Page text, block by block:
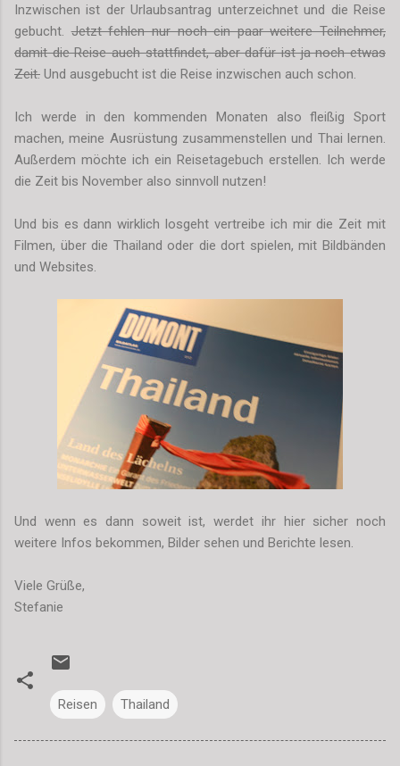
Inzwischen ist der Urlaubsantrag unterzeichnet und die Reise
gebucht.Jetzt fehlen nur noch ein paar weitere Teilnehmer,
damit die Reise auch stattfindet, aber dafür ist ja noch etwas
Zeit. Und ausgebucht ist die Reise inzwischen auch schon.
Ich werde in den kommenden Monaten also fleißig Sport
machen, meine Ausrüstung zusammenstellen und Thai lernen.
Außerdem möchte ich ein Reisetagebuch erstellen. Ich werde
die Zeit bis November also sinnvoll nutzen!
Und bis es dann wirklich losgeht vertreibe ich mir die Zeit mit
Filmen, über die Thailand oder die dort spielen, mit Bildbänden
und Websites.
Und wenn es dann soweit ist, werdet ihr hier sicher noch
weitere Infos bekommen, Bilder sehen und Berichte lesen.
Viele Grüße,
Stefanie
Reisen Thailand